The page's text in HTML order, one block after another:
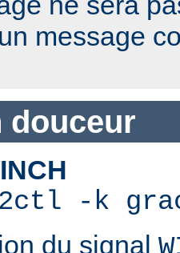
message
douceur
-k
du signal